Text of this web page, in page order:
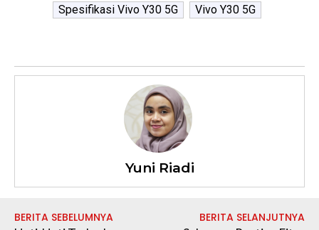
Spesifikasi Vivo Y30 5G
Vivo Y30 5G
Yuni Riadi
BERITA SEBELUMNYA BERITA SELANJUTNYA